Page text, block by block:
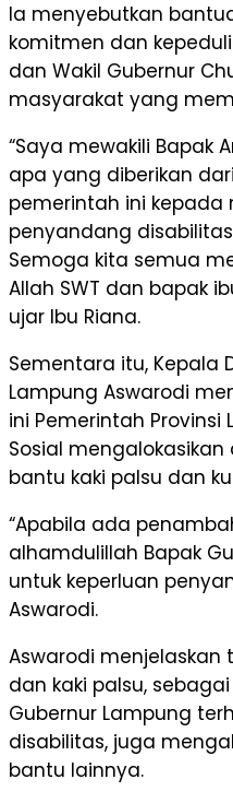
Ia menyebutkan
komitmen dan
dan Wakil Gubernur
masyarakat yang
“Saya mewakili Bapak
apa yang diberikan
pemerintah ini kepada
penyandang
Semoga kita semua
Allah SWT dan bapak
ujar Ibu Riana.
Sementara itu, Kepala
Lampung Aswarodi
ini Pemerintah Provinsi
Sosial
bantu kaki palsu dan
“Apabila ada
alhamdulillah Bapak
untuk keperluan
Aswarodi.
Aswarodi menjelaskan
dan kaki palsu,
Gubernur Lampung
disabilitas, juga
bantu lainnya.